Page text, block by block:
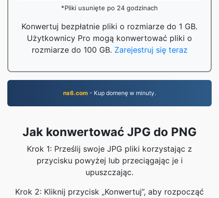
*Pliki usunięte po 24 godzinach
Konwertuj bezpłatnie pliki o rozmiarze do 1 GB.
Użytkownicy Pro mogą konwertować pliki o
rozmiarze do 100 GB. Zarejestruj się teraz
ns6.com - Kup domenę w minuty.
Jak konwertować JPG do PNG
Krok 1: Prześlij swoje JPG pliki korzystając z
przycisku powyżej lub przeciągając je i
upuszczając.
Krok 2: Kliknij przycisk „Konwertuj”, aby rozpocząć